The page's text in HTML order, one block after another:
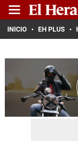
INICIO EH PLUS